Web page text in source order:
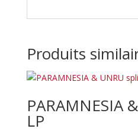
Produits
PARAMNESIA
LP